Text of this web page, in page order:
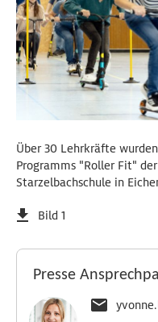
Über 30 Lehrkräfte
Programms "Roller Fit"
Starzelbachschule in
Bild 1
Presse